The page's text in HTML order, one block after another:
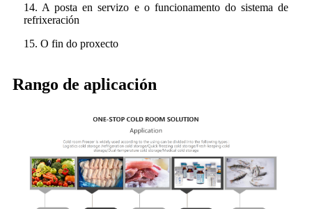
14. A posta en servizo e o funcionamento do sistema de
refrixeración
15. O fin do proxecto
Rango de aplicación